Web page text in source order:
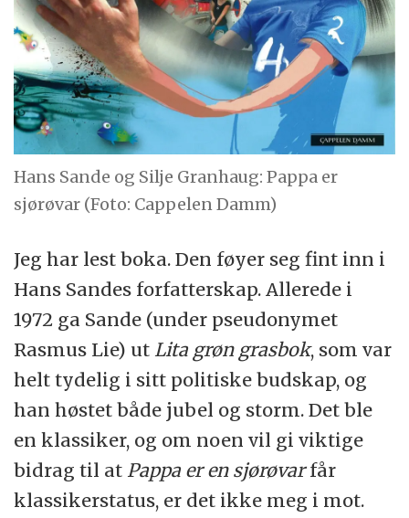
Hans Sande og Silje Granhaug: Pappa er
sjørøvar (Foto: Cappelen Damm)
Jeg har lest boka. Den føyer seg fint inn i
Hans Sandes forfatterskap. Allerede i
1972 ga Sande (under pseudonymet
Rasmus Lie) ut Lita grøn grasbok, som var
helt tydelig i sitt politiske budskap, og
han høstet både jubel og storm. Det ble
en klassiker, og om noen vil gi viktige
bidrag til at Pappa er en sjørøvarfår
klassikerstatus, er det ikke meg i mot.